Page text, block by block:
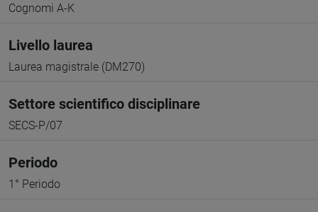
Cognomi A-K
Livello laurea
Laurea magistrale (DM270)
Settore scientifico disciplinare
SECS-P/07
Periodo
1° Periodo